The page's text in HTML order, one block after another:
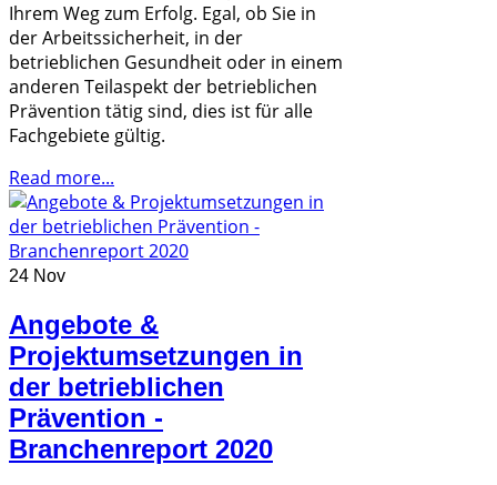
Ihrem Weg zum Erfolg. Egal, ob Sie in
der Arbeitssicherheit, in der
betrieblichen Gesundheit oder in einem
anderen Teilaspekt der betrieblichen
Prävention tätig sind, dies ist für alle
Fachgebiete gültig.
Read more...
24 Nov
Angebote &
Projektumsetzungen in
der betrieblichen
Prävention -
Branchenreport 2020